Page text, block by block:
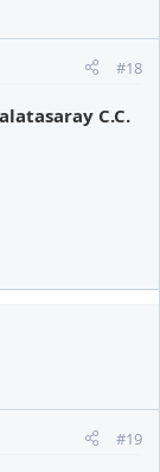
#18
C.C.
#19